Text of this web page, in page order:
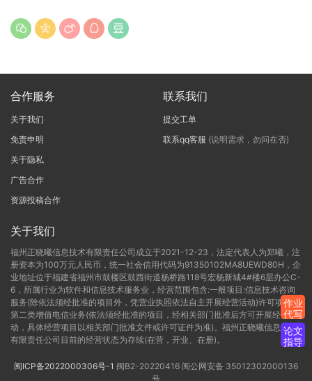
合作服务
关于我们
免责申明
关于隐私
广告合作
资源投稿合作
联系我们
提交工单
联系qq客服 (说明需求，勿问在否)
关于我们
福州正晓曦信息技术有限责任公司成立于2021-12-23，法定代表人为郑曦，注
册资本为100万元人民币，统一社会信用代码为91350102MA8UEWD80H，企
业地址位于福建省福州市鼓楼区鼓西街道杨桥路118号宏杨新城4#楼6层办公C-
6，所属行业为软件和信息技术服务业，经营范围包含:一般项目:信息技术咨询
服务(除依法须经批准的项目外，凭营业执照依法自主开展经营活动)许可项目:
第二类增值电信业务(依法须经批准的项目，经相关部门批准后方可开展经营活
动，具体经营项目以相关部门批准文件或许可证件为准)。福州正晓曦信息技术
有限责任公司目前的经营状态为存续(在营，开业、在册)。
闽ICP备2022000306号-1 闽B2-20220416 闽公网安备 35012302000136
号
作业
代写
论文
指导